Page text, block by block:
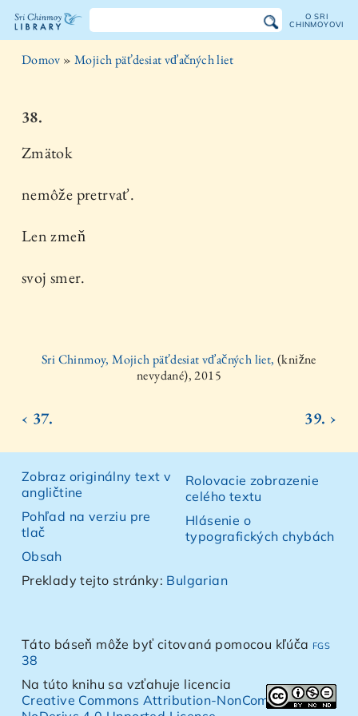
Knižnica
Chinmoya
O SRI
CHINMOYOVI
Domov »Mojich päťdesiat vďačných liet
38.
Zmätok
nemôže pretrvať.
Len zmeň
svoj smer.
Sri Chinmoy, Mojich päťdesiat vďačných liet,(knižne
nevydané), 2015
‹ 37. 39. ›
Zobraz originálny text v
angličtine
Pohľad na verziu pre
tlač
Obsah
Rolovacie zobrazenie
celého textu
Hlásenie o
typografických chybách
Preklady tejto stránky: Bulgarian
Táto báseň môže byť citovaná pomocou kľúča fgs
38
Na túto knihu sa vzťahuje licencia
Creative Commons Attribution-NonCommercial-